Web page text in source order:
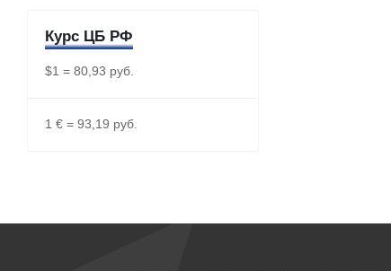
Курс ЦБ РФ
$1 = 80,93 руб.
1 € = 93,19 руб.